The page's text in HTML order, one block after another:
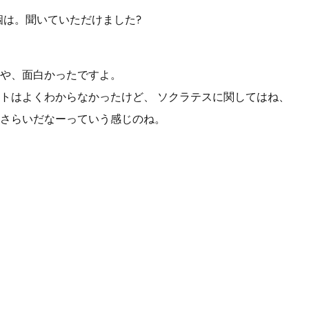
。聞いていただけました?
、面白かったですよ。
はよくわからなかったけど、 ソクラテスに関してはね、
らいだなーっていう感じのね。